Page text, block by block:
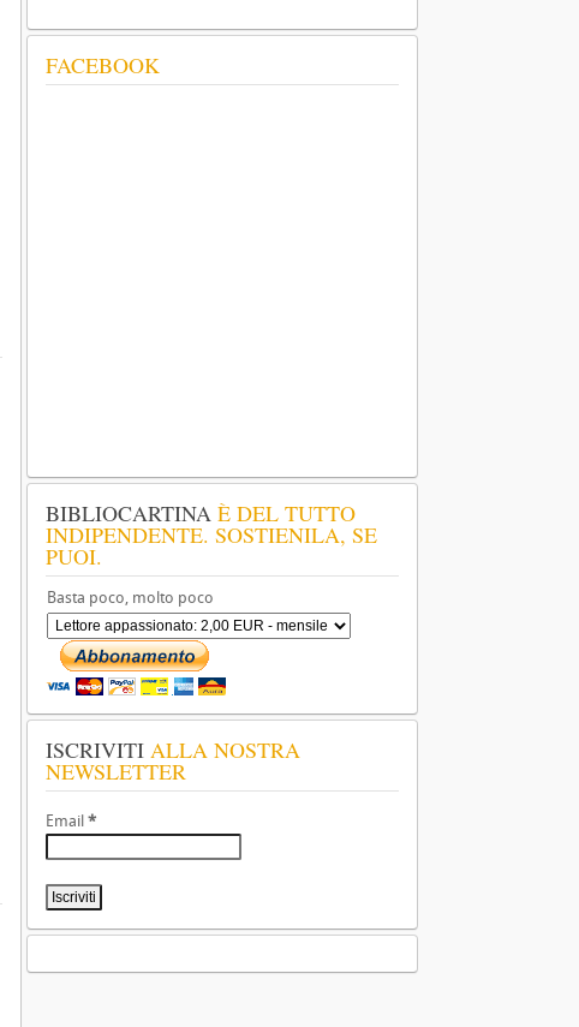
FACEBOOK
BIBLIOCARTINA È DEL TUTTO
INDIPENDENTE. SOSTIENILA, SE
PUOI.
Basta poco, molto poco
ISCRIVITI ALLA NOSTRA
NEWSLETTER
Email *